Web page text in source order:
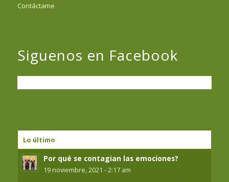
Contáctame
Siguenos en Facebook
Lo último
Por qué se contagian las emociones?
19 noviembre, 2021 - 2:17 am